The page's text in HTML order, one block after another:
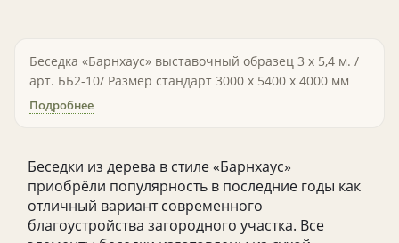
Беседка «Барнхаус» выставочный образец 3 х 5,4 м. /
арт. ББ2-10/ Размер стандарт 3000 х 5400 х 4000 мм
Подробнее
Беседки из дерева в стиле «Барнхаус»
приобрёли популярность в последние годы как
отличный вариант современного
благоустройства загородного участка. Все